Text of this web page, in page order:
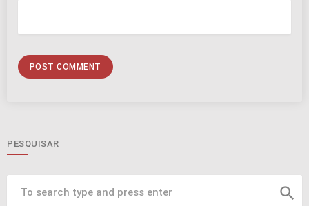
PESQUISAR
search